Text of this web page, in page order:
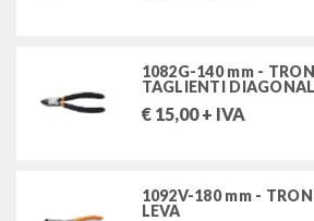
rivettatrici e rivetti
attrezzature per idraulica
1082G-140 mm -
TAGLIENTI
€ 15,00+ IVA
1092V-180 mm -
LEVA